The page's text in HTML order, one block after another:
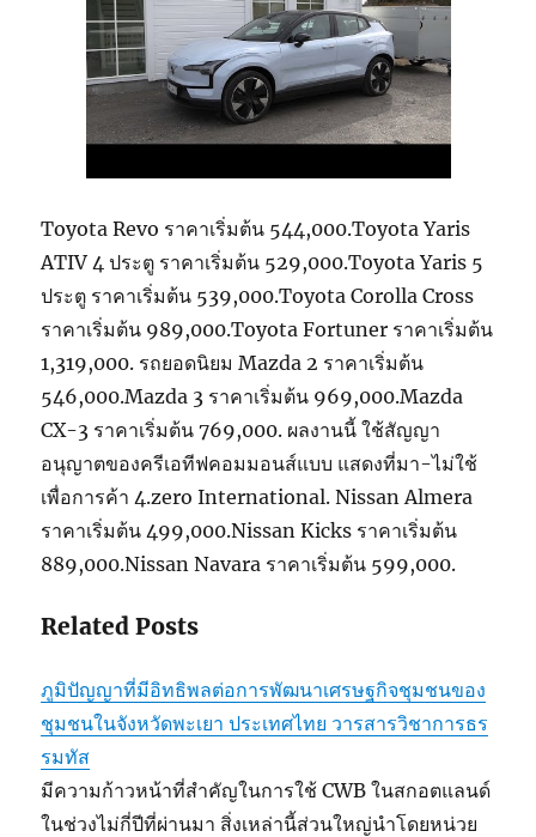
Toyota Revo ราคาเริ่มต้น 544,000.Toyota Yaris
ATIV 4 ประตู ราคาเริ่มต้น 529,000.Toyota Yaris 5
ประตู ราคาเริ่มต้น 539,000.Toyota Corolla Cross
ราคาเริ่มต้น 989,000.Toyota Fortuner ราคาเริ่มต้น
1,319,000. รถยอดนิยม Mazda 2 ราคาเริ่มต้น
546,000.Mazda 3 ราคาเริ่มต้น 969,000.Mazda
CX-3 ราคาเริ่มต้น 769,000. ผลงานนี้ ใช้สัญญา
อนุญาตของครีเอทีฟคอมมอนส์แบบ แสดงที่มา-ไม่ใช้
เพื่อการค้า 4.zero International. Nissan Almera
ราคาเริ่มต้น 499,000.Nissan Kicks ราคาเริ่มต้น
889,000.Nissan Navara ราคาเริ่มต้น 599,000.
Related Posts
ภูมิปัญญาที่มีอิทธิพลต่อการพัฒนาเศรษฐกิจชุมชนของ
ชุมชนในจังหวัดพะเยา ประเทศไทย วารสารวิชาการธร
รมทัส
มีความก้าวหน้าที่สำคัญในการใช้ CWB ในสกอตแลนด์
ในช่วงไม่กี่ปีที่ผ่านมา สิ่งเหล่านี้ส่วนใหญ่นำโดยหน่วย